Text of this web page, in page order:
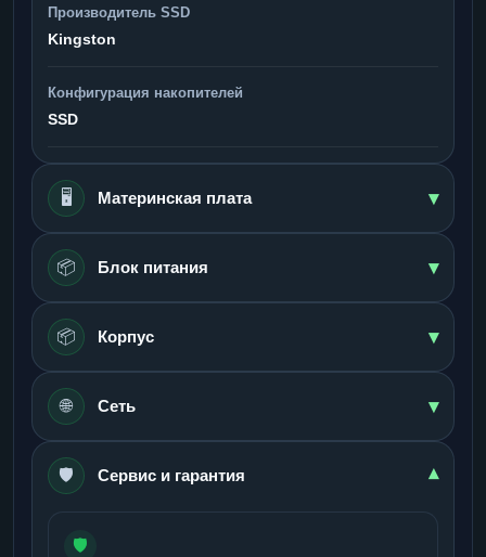
Производитель SSD
Kingston
Конфигурация накопителей
SSD
🖥️ Материнская плата ▾
📦 Блок питания ▾
📦 Корпус ▾
🌐 Сеть ▾
🛡️ Сервис и гарантия ▾
🛡️